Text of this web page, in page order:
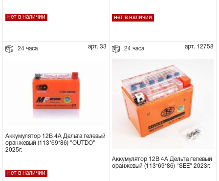
нет в наличии нет в наличии
24 часа арт. 33
Аккумулятор 12В 4А Дельта гелевый
оранжевый (113*69*86) "OUTDO"
2025г.
нет в наличии
24 часа арт. 12758
Аккумулятор 12В 4А Дельта гелевый
оранжевый (113*69*86) "SEE" 2023г.